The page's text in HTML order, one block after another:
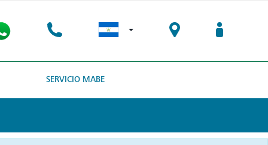
SERVICIO MABE